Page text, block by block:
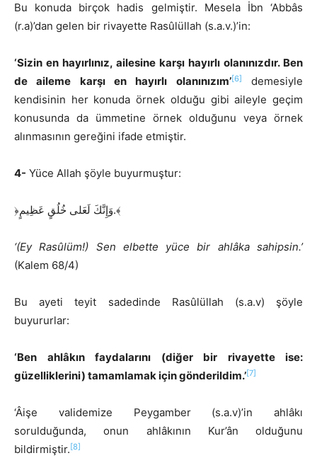
Bu konuda birçok hadis gelmiştir. Mesela İbn ‘Abbâs
(r.a)’dan gelen bir rivayette Rasûlüllah (s.a.v.)’in:
‘Sizin en hayırlınız, ailesine karşı hayırlı olanınızdır. Ben
de aileme karşı en hayırlı olanınızım’[6]
demesiyle
kendisinin her konuda örnek olduğu gibi aileyle geçim
konusunda da ümmetine örnek olduğunu veya örnek
alınmasının gereğini ifade etmiştir.
4- Yüce Allah şöyle buyurmuştur:
﴿وَإِنَّكَ لَعَلى خُلُقٍ عَظِيمٍ.﴾
‘(Ey Rasûlüm!) Sen elbette yüce bir ahlâka sahipsin.’
(Kalem 68/4)
Bu ayeti teyit sadedinde Rasûlüllah (s.a.v) şöyle
buyururlar:
‘Ben ahlâkın faydalarını (diğer bir rivayette ise:
güzelliklerini) tamamlamak için gönderildim.’[7]
‘Âişe validemize Peygamber (s.a.v)’in ahlâkı
sorulduğunda, onun ahlâkının Kur’ân olduğunu
bildirmiştir.[8]